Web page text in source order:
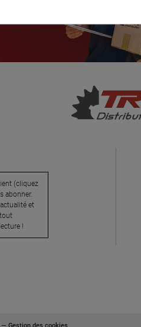
(cliquez
abonner.
et
!
— Gestion des cookies